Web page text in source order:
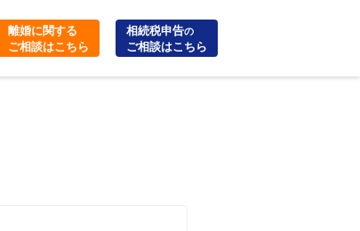
離婚に関する
ご相談はこちら
相続税申告の
ご相談はこちら